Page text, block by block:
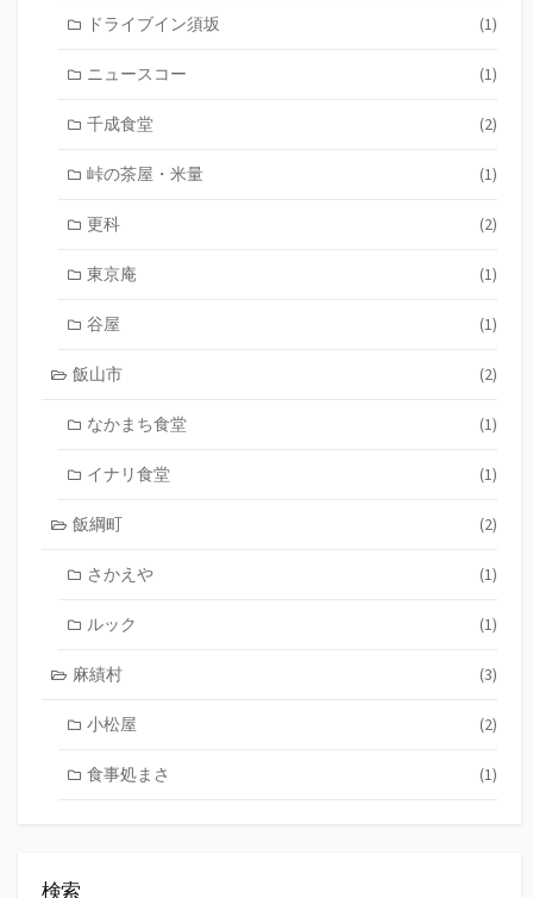
ドライブイン須坂 (1)
ニュースコー (1)
千成食堂 (2)
峠の茶屋・米量 (1)
更科 (2)
東京庵 (1)
谷屋 (1)
飯山市 (2)
なかまち食堂 (1)
イナリ食堂 (1)
飯綱町 (2)
さかえや (1)
ルック (1)
麻績村 (3)
小松屋 (2)
食事処まさ (1)
検索